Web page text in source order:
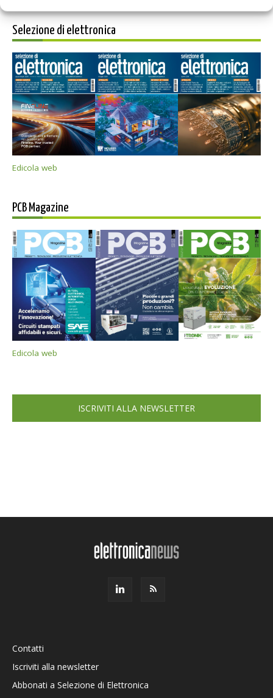
Selezione di elettronica
Edicola web
PCB Magazine
Edicola web
ISCRIVITI ALLA NEWSLETTER
Contatti
Iscriviti alla newsletter
Abbonati a Selezione di Elettronica